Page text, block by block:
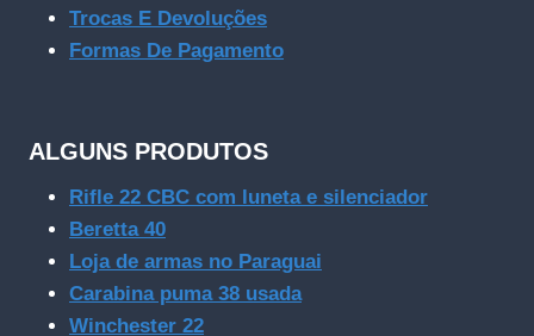
Trocas E Devoluções
Formas De Pagamento
ALGUNS PRODUTOS
Rifle 22 CBC com luneta e silenciador
Beretta 40
Loja de armas no Paraguai
Carabina puma 38 usada
Winchester 22